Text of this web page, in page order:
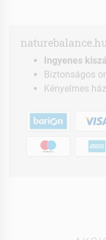
Ingyenes
Biztonságos
Kényelmes